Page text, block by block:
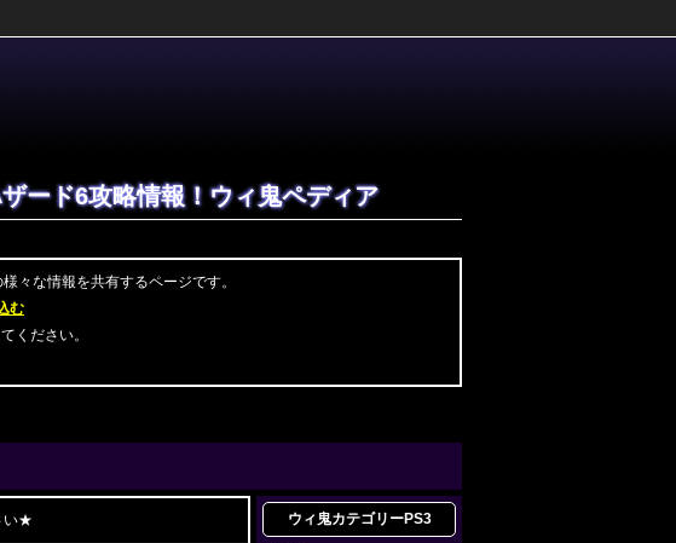
ード6攻略情報！ウィ鬼ペディア
々な情報を共有するページです。
む
ください。
い★ ウィ鬼カテゴリーPS3